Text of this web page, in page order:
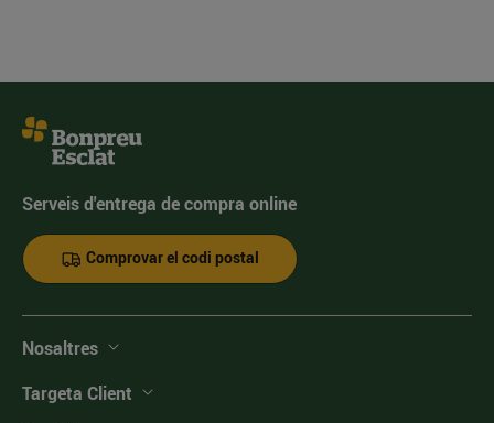
Serveis d'entrega de compra online
Comprovar el codi postal
Nosaltres
Targeta Client